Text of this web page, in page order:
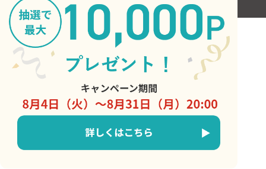
Copyright © Central Japan Railway Company. All Rights Reserved.